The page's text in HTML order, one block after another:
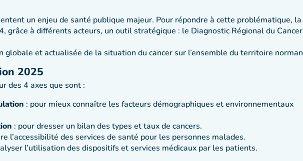
un enjeu de santé publique majeur. Pour répondre à cette problématique, la
grâce à différents acteurs, un outil stratégique : le Diagnostic Régional du
globale et actualisée de la situation du cancer sur l’ensemble du territoire
2025
des 4 axes que sont :
: pour mieux connaître les facteurs démographiques et environnementaux
: pour dresser un bilan des types et taux de cancers.
l’accessibilité des services de santé pour les personnes malades.
l’utilisation des dispositifs et services médicaux par les patients.